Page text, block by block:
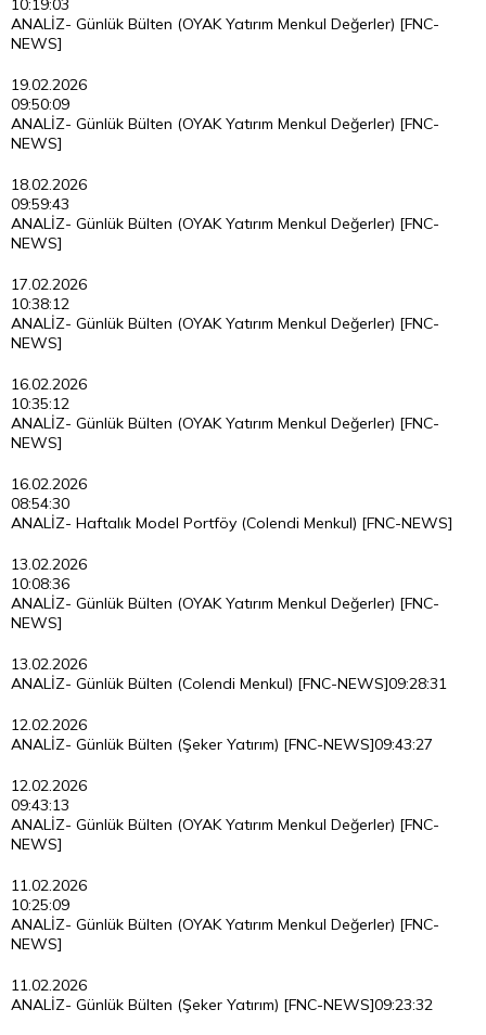
10:19:03
ANALİZ- Günlük Bülten (OYAK Yatırım Menkul Değerler) [FNC-
NEWS]
19.02.2026
09:50:09
ANALİZ- Günlük Bülten (OYAK Yatırım Menkul Değerler) [FNC-
NEWS]
18.02.2026
09:59:43
ANALİZ- Günlük Bülten (OYAK Yatırım Menkul Değerler) [FNC-
NEWS]
17.02.2026
10:38:12
ANALİZ- Günlük Bülten (OYAK Yatırım Menkul Değerler) [FNC-
NEWS]
16.02.2026
10:35:12
ANALİZ- Günlük Bülten (OYAK Yatırım Menkul Değerler) [FNC-
NEWS]
16.02.2026
08:54:30
ANALİZ- Haftalık Model Portföy (Colendi Menkul) [FNC-NEWS]
13.02.2026
10:08:36
ANALİZ- Günlük Bülten (OYAK Yatırım Menkul Değerler) [FNC-
NEWS]
13.02.2026
09:28:31
ANALİZ- Günlük Bülten (Colendi Menkul) [FNC-NEWS]
12.02.2026
09:43:27
ANALİZ- Günlük Bülten (Şeker Yatırım) [FNC-NEWS]
12.02.2026
09:43:13
ANALİZ- Günlük Bülten (OYAK Yatırım Menkul Değerler) [FNC-
NEWS]
11.02.2026
10:25:09
ANALİZ- Günlük Bülten (OYAK Yatırım Menkul Değerler) [FNC-
NEWS]
11.02.2026
09:23:32
ANALİZ- Günlük Bülten (Şeker Yatırım) [FNC-NEWS]